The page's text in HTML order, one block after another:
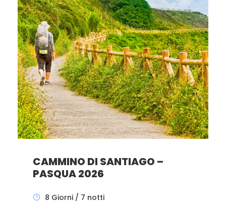
CAMMINO DI SANTIAGO –
PASQUA 2026
8 Giorni / 7 notti